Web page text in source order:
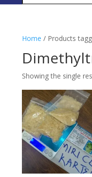
Home / Products
Showing the single